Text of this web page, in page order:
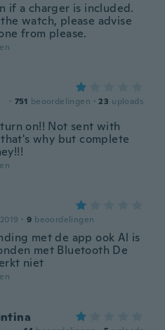
if a charger is included.
watch, please advise
from please.
· 751 beoordelingen · 23 uploads
on!! Not sent with
why but complete
· 9 beoordelingen
met de app ook Al is
met Bluetooth De
niet